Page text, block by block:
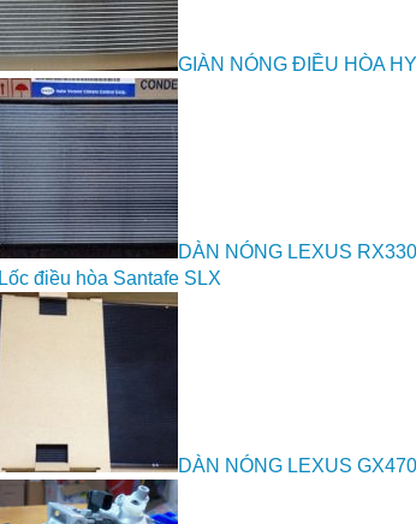
GIÀN NÓNG ĐIỀU HÒA
DÀN NÓNG LEXUS RX330
Lốc điều hòa Santafe SLX
DÀN NÓNG LEXUS GX470